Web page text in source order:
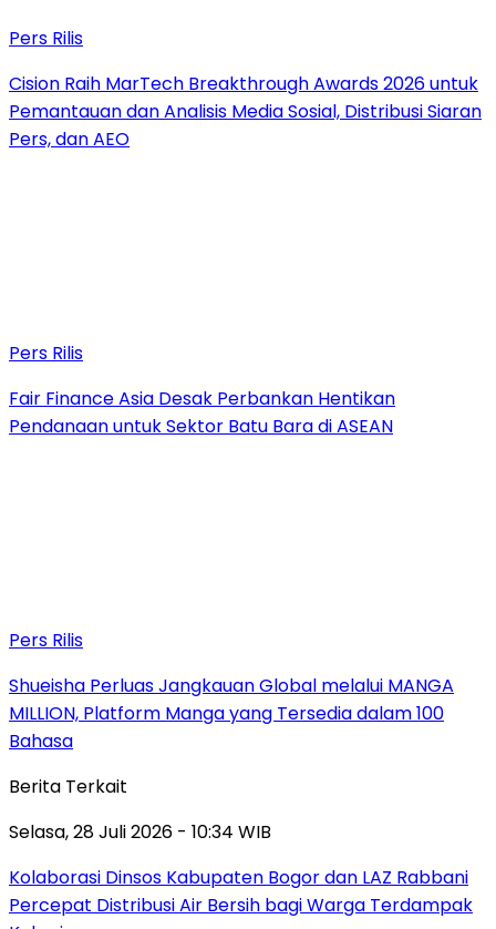
Pers Rilis
Cision Raih MarTech Breakthrough Awards 2026 untuk
Pemantauan dan Analisis Media Sosial, Distribusi Siaran
Pers, dan AEO
Pers Rilis
Fair Finance Asia Desak Perbankan Hentikan
Pendanaan untuk Sektor Batu Bara di ASEAN
Pers Rilis
Shueisha Perluas Jangkauan Global melalui MANGA
MILLION, Platform Manga yang Tersedia dalam 100
Bahasa
Berita Terkait
Selasa, 28 Juli 2026 - 10:34 WIB
Kolaborasi Dinsos Kabupaten Bogor dan LAZ Rabbani
Percepat Distribusi Air Bersih bagi Warga Terdampak